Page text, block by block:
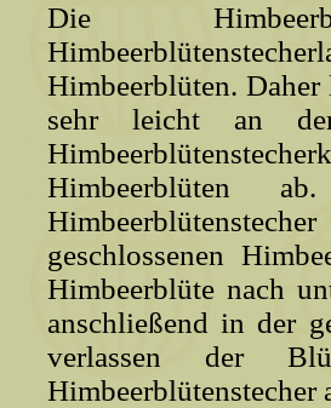
Die
Himbeerblüten.
sehr leicht an der
Himbeerblüten
geschlossenen
Himbeerblüte nach
anschließend in der
verlassen der
Himbeerblütenstecher